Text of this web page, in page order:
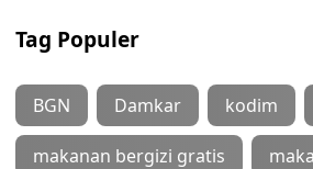
Tag Populer
BGN Damkar kodim
makanan bergizi gratis